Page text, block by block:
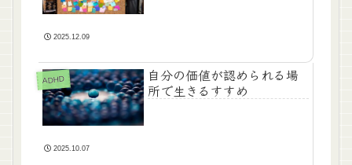
2025.12.09
ADHD
自分の価値が認められる場
所で生きるすすめ
2025.10.07